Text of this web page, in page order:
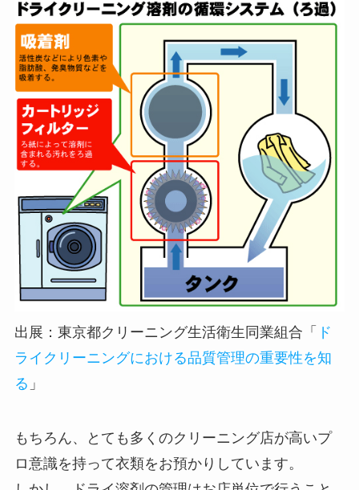
出展：東京都クリーニング生活衛生同業組合「 ド
ライクリーニングにおける品質管理の重要性を知
る 」
もちろん、とても多くのクリーニング店が高いプ
ロ意識を持って衣類をお預かりしています。